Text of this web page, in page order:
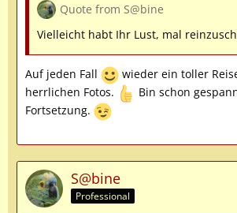
Quote from S@bine
Vielleicht habt Ihr Lust, mal
Auf jeden Fall
wieder ein toller
herrlichen Fotos.
Bin schon
Fortsetzung.
S@bine
Professional